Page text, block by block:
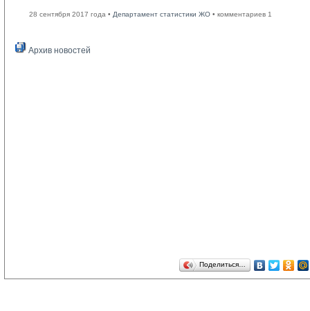
28 сентября 2017 года • Департамент статистики ЖО • комментариев 1
Архив новостей
Поделиться…